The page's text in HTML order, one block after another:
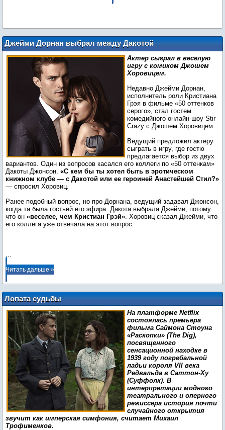
Джейми Дорнан выбрал между Дакотой
Джонсон и Анастейшей Стил из «50
оттенков серого»
Актер сыграл в веселую
игру с комиком Джошем
Хоровицем.
Недавно Джейми Дорнан,
исполнитель роли Кристиана
Грэя в фильме «50 оттенков
серого», стал гостем
комедийного онлайн-шоу Stir
Crazy с Джошем Хоровицем.
Ведущий предложил актеру
сыграть в игру, где гостю
предлагается выбор из двух
вариантов. Один из вопросов касался его коллеги по «50 оттенкам»
Дакоты Джонсон. «С кем бы ты хотел быть в эротическом
книжном клубе — с Дакотой или ее героиней Анастейшей Стил?»
— спросил Хоровиц.
Ранее подобный вопрос, но про Дорнана, ведущий задавал Джонсон,
когда та была гостьей его эфира. Дакота выбрала Джейми, потому
что он «веселее, чем Кристиан Грэй». Хоровиц сказал Джейми, что
его коллега уже отвечала на этот вопрос.
...
Читать дальше »
Лопата судьбы
На платформе Netflix
состоялась премьера
фильма Саймона Стоуна
«Раскопки» (The Dig),
посвященного
сенсационной находке в
1939 году погребальной
ладьи короля VII века
Редвальда в Саттон-Ху
(Суффолк). В
интерпретации модного
театрального и оперного
режиссера история почти
случайного открытия
звучит как имперская симфония, считает Михаил
Трофименков.